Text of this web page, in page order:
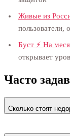
Живые из
пользователи,
Буст ⚡️ На
открывает
Часто
Сколько стоят